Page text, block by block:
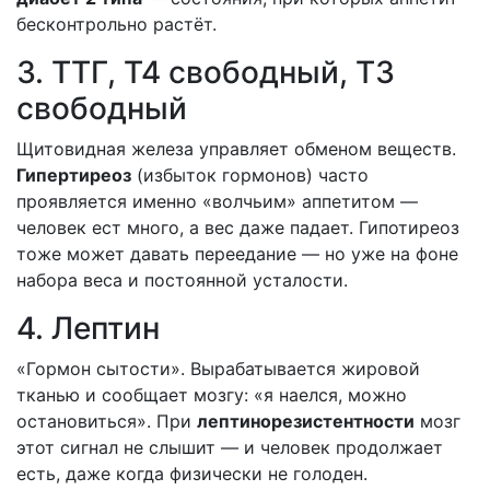
бесконтрольно растёт.
3. ТТГ, Т4 свободный, Т3
свободный
Щитовидная железа управляет обменом веществ.
Гипертиреоз (избыток гормонов) часто
проявляется именно «волчьим» аппетитом —
человек ест много, а вес даже падает. Гипотиреоз
тоже может давать переедание — но уже на фоне
набора веса и постоянной усталости.
4. Лептин
«Гормон сытости». Вырабатывается жировой
тканью и сообщает мозгу: «я наелся, можно
остановиться». При лептинорезистентности мозг
этот сигнал не слышит — и человек продолжает
есть, даже когда физически не голоден.